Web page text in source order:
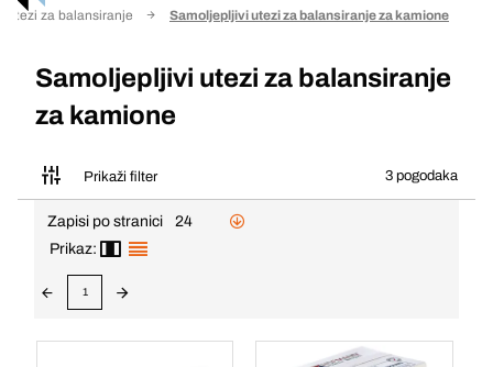
Utezi za balansiranje Samoljepljivi utezi za balansiranje za kamione
Samoljepljivi utezi za balansiranje
za kamione
Prikaži filter 3 pogodaka
Zapisi po stranici
24
Prikaz:
1